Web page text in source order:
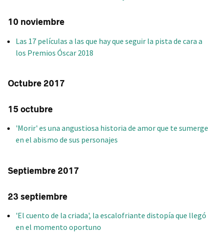
10 noviembre
Las 17 películas a las que hay que seguir la pista de cara a
los Premios Óscar 2018
Octubre 2017
15 octubre
'Morir' es una angustiosa historia de amor que te sumerge
en el abismo de sus personajes
Septiembre 2017
23 septiembre
'El cuento de la criada', la escalofriante distopía que llegó
en el momento oportuno